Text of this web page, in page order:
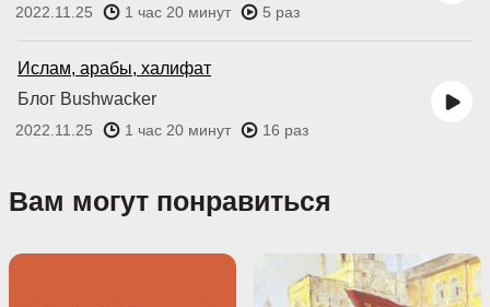
2022.11.25 1 час 20 минут 5 раз
Ислам, арабы, халифат
Блог Bushwacker
2022.11.25 1 час 20 минут 16 раз
Вам могут понравиться